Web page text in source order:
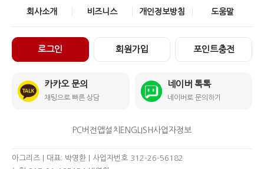
회사소개 비즈니스 개인정보방침 도움말
로그인 회원가입 포인트충전
카카오 문의
채팅으로 빠른 상담
네이버 톡톡
네이버로 문의하기
PC버전 앱설치 ENGLISH사업자정보
아그리즈 | 대표: 박영환 | 사업자번호 312-26-56182